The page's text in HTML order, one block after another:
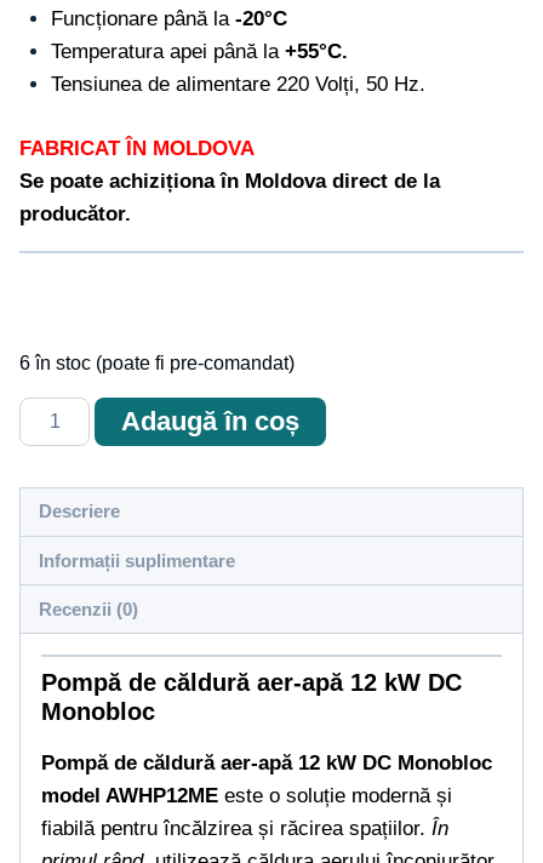
Funcționare până la -20°C
Temperatura apei până la +55°C.
Tensiunea de alimentare 220 Volți, 50 Hz.
FABRICAT ÎN MOLDOVA
Se poate achiziționa în Moldova direct de la
producător.
6 în stoc (poate fi pre-comandat)
Cantitate
Pompă
căldură
aer-
kW
DC
Monobloc
Adaugă în coș
Descriere
Informații suplimentare
Recenzii (0)
Pompă de căldură aer-apă 12 kW DC
Monobloc
Pompă de căldură aer-apă 12 kW DC Monobloc
model AWHP12ME este o soluție modernă și
fiabilă pentru încălzirea și răcirea spațiilor. În